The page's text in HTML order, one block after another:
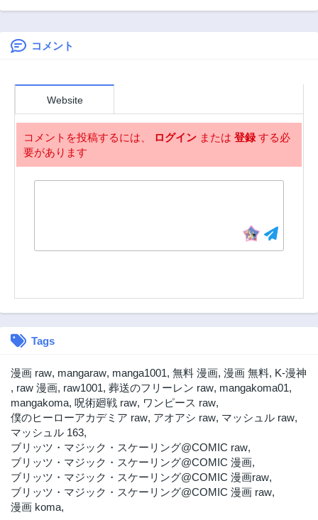
ーレム戦記〜
ＭＩＣ
コメント
Website
コメントを投稿するには、 ログイン または 登録する必
要があります
Tags
漫画 raw, mangaraw, manga1001, 無料 漫画, 漫画 無料, K-漫神
, raw 漫画, raw1001, 葬送のフリーレン raw, mangakoma01,
mangakoma, 呪術廻戦 raw, ワンピース raw,
僕のヒーローアカデミア raw, アオアシ raw, マッシュル raw,
マッシュル 163,
ブリッツ・マジック・スケーリング@COMIC raw,
ブリッツ・マジック・スケーリング@COMIC 漫画,
ブリッツ・マジック・スケーリング@COMIC 漫画raw,
ブリッツ・マジック・スケーリング@COMIC 漫画 raw,
漫画 koma,